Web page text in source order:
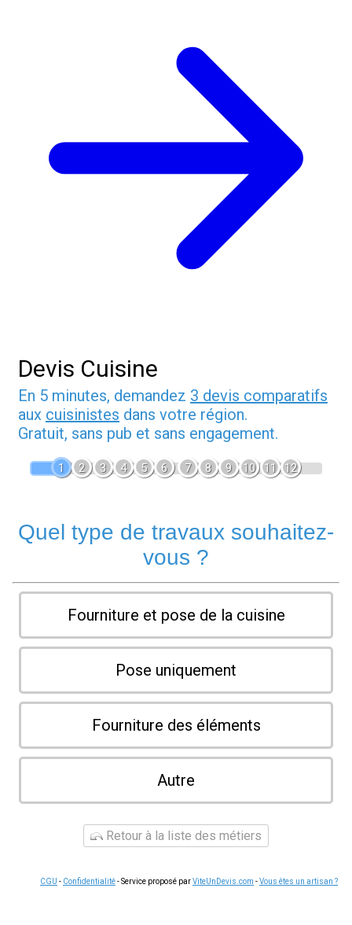
Devis Cuisine
En 5 minutes, demandez 3 devis comparatifs
aux cuisinistes dans votre région.
Gratuit, sans pub et sans engagement.
1 2 3 4 5 6 7 8 9 10 11 12
Quel type de travaux souhaitez-
vous ?
Fourniture et pose de la cuisine
Pose uniquement
Fourniture des éléments
Autre
Retour à la liste des métiers
CGU - Confidentialité- Service proposé parViteUnDevis.com -Vous êtes un artisan ?